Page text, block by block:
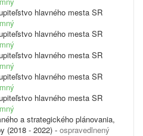
hlavného mesta SR
hlavného mesta SR
hlavného mesta SR
hlavného mesta SR
hlavného mesta SR
a strategického plánovania,
(2018 - 2022) - ospravedlnený